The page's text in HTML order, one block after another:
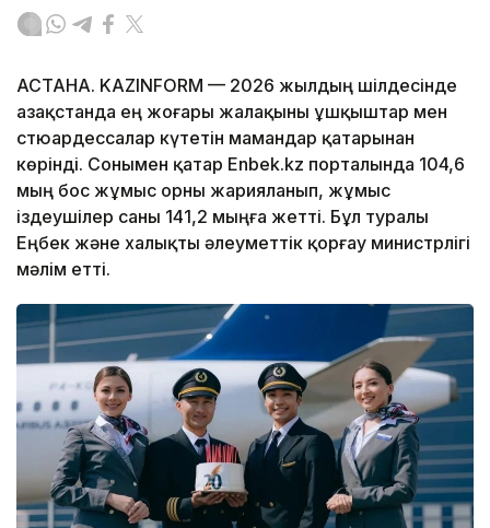
АСТАНА. KAZINFORM — 2026 жылдың шілдесінде
Қазақстанда ең жоғары жалақыны ұшқыштар мен
стюардессалар күтетін мамандар қатарынан
көрінді. Сонымен қатар Enbek.kz порталында 104,6
мың бос жұмыс орны жарияланып, жұмыс
іздеушілер саны 141,2 мыңға жетті. Бұл туралы
Еңбек және халықты әлеуметтік қорғау министрлігі
мәлім етті.